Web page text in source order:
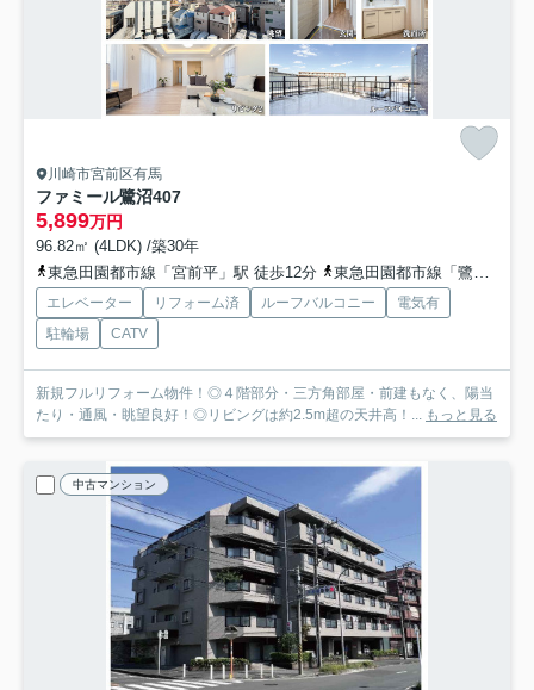
川崎市宮前区有馬
ファミール鷺沼407
5,899万円
96.82㎡ (4LDK) /築30年
東急田園都市線「宮前平」駅 徒歩12分
東急田園都市線「鷺沼」駅 徒歩15分
エレベーター リフォーム済 ルーフバルコニー
電気有
駐輪場
CATV
新規フルリフォーム物件！◎４階部分・三方角部屋・前建もなく、陽当
たり・通風・眺望良好！◎リビングは約2.5m超の天井高！... もっと見る
中古マンション